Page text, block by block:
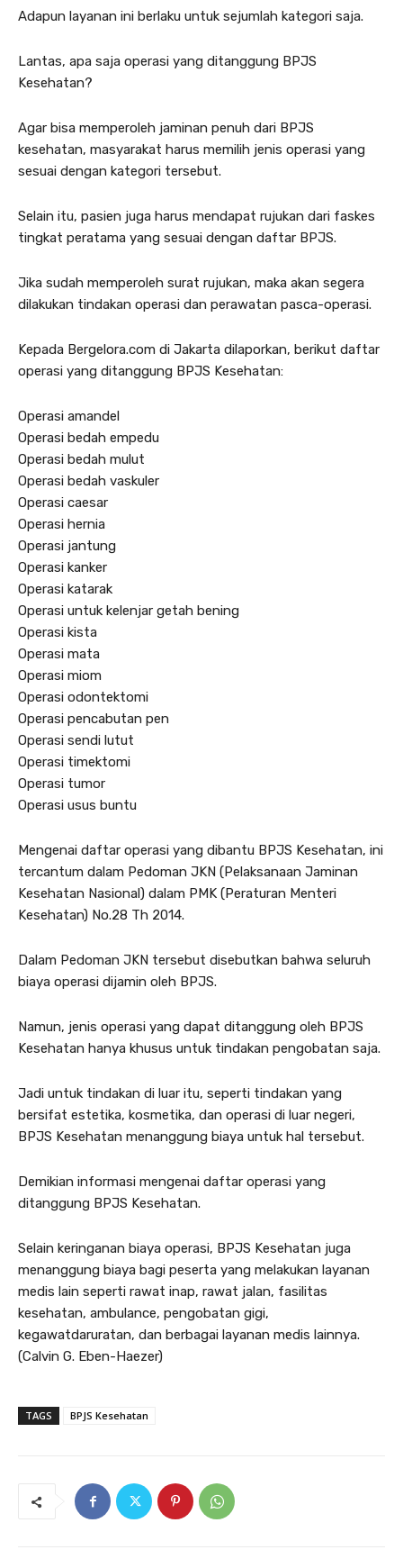
Adapun layanan ini berlaku untuk sejumlah kategori saja.
Lantas, apa saja operasi yang ditanggung BPJS
Kesehatan?
Agar bisa memperoleh jaminan penuh dari BPJS
kesehatan, masyarakat harus memilih jenis operasi yang
sesuai dengan kategori tersebut.
Selain itu, pasien juga harus mendapat rujukan dari faskes
tingkat peratama yang sesuai dengan daftar BPJS.
Jika sudah memperoleh surat rujukan, maka akan segera
dilakukan tindakan operasi dan perawatan pasca-operasi.
Kepada Bergelora.com di Jakarta dilaporkan, berikut daftar
operasi yang ditanggung BPJS Kesehatan:
Operasi amandel
Operasi bedah empedu
Operasi bedah mulut
Operasi bedah vaskuler
Operasi caesar
Operasi hernia
Operasi jantung
Operasi kanker
Operasi katarak
Operasi untuk kelenjar getah bening
Operasi kista
Operasi mata
Operasi miom
Operasi odontektomi
Operasi pencabutan pen
Operasi sendi lutut
Operasi timektomi
Operasi tumor
Operasi usus buntu
Mengenai daftar operasi yang dibantu BPJS Kesehatan, ini
tercantum dalam Pedoman JKN (Pelaksanaan Jaminan
Kesehatan Nasional) dalam PMK (Peraturan Menteri
Kesehatan) No.28 Th 2014.
Dalam Pedoman JKN tersebut disebutkan bahwa seluruh
biaya operasi dijamin oleh BPJS.
Namun, jenis operasi yang dapat ditanggung oleh BPJS
Kesehatan hanya khusus untuk tindakan pengobatan saja.
Jadi untuk tindakan di luar itu, seperti tindakan yang
bersifat estetika, kosmetika, dan operasi di luar negeri,
BPJS Kesehatan menanggung biaya untuk hal tersebut.
Demikian informasi mengenai daftar operasi yang
ditanggung BPJS Kesehatan.
Selain keringanan biaya operasi, BPJS Kesehatan juga
menanggung biaya bagi peserta yang melakukan layanan
medis lain seperti rawat inap, rawat jalan, fasilitas
kesehatan, ambulance, pengobatan gigi,
kegawatdaruratan, dan berbagai layanan medis lainnya.
(Calvin G. Eben-Haezer)
TAGS BPJS Kesehatan